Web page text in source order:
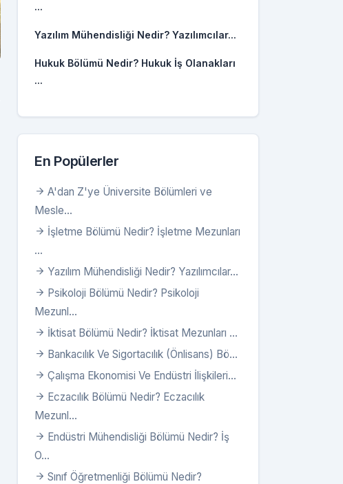
...
Yazılım Mühendisliği Nedir? Yazılımcılar...
Hukuk Bölümü Nedir? Hukuk İş Olanakları
...
En Popülerler
A'dan Z'ye Üniversite Bölümleri ve
Mesle...
İşletme Bölümü Nedir? İşletme Mezunları
...
Yazılım Mühendisliği Nedir? Yazılımcılar...
Psikoloji Bölümü Nedir? Psikoloji
Mezunl...
İktisat Bölümü Nedir? İktisat Mezunları ...
Bankacılık Ve Sigortacılık (Önlisans) Bö...
Çalışma Ekonomisi Ve Endüstri İlişkileri...
Eczacılık Bölümü Nedir? Eczacılık
Mezunl...
Endüstri Mühendisliği Bölümü Nedir? İş
O...
Sınıf Öğretmenliği Bölümü Nedir?